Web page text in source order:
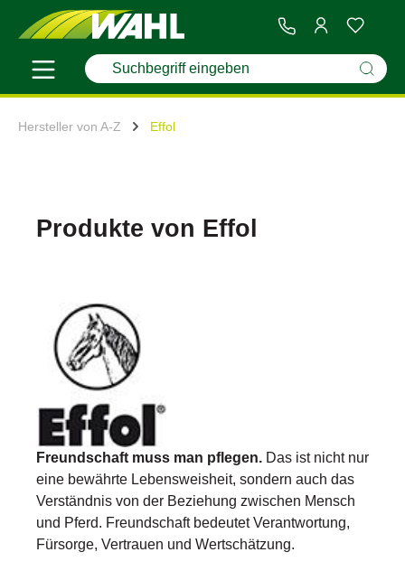
Hersteller von A-Z Effol
Produkte von Effol
Freundschaft muss man pflegen. Das ist nicht nur
eine bewährte Lebensweisheit, sondern auch das
Verständnis von der Beziehung zwischen Mensch
und Pferd. Freundschaft bedeutet Verantwortung,
Fürsorge, Vertrauen und Wertschätzung.